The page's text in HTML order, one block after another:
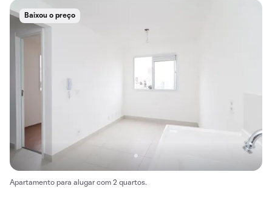
Baixou o preço
Apartamento para alugar com 2 quartos.